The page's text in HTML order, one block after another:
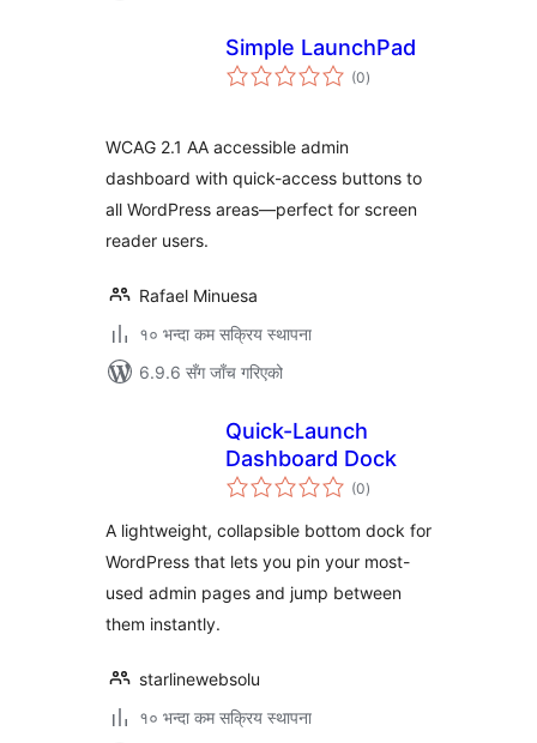
Simple LaunchPad
(0कुल
रेटिङ्गहरू
)
WCAG 2.1 AA accessible admin
dashboard with quick-access buttons to
all WordPress areas—perfect for screen
reader users.
Rafael Minuesa
१० भन्दा कम सक्रिय स्थापना
6.9.6 सँग जाँच गरिएको
Quick-Launch
Dashboard Dock
(0कुल
रेटिङ्गहरू
)
A lightweight, collapsible bottom dock for
WordPress that lets you pin your most-
used admin pages and jump between
them instantly.
starlinewebsolu
१० भन्दा कम सक्रिय स्थापना